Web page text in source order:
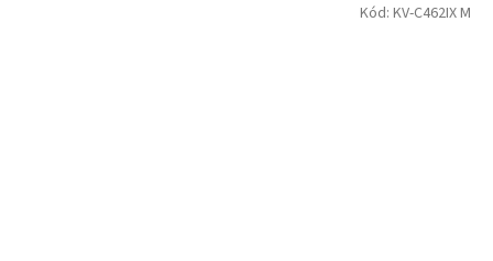
Kód: KV-C462IX M